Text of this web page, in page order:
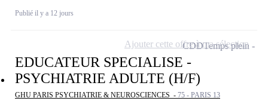
Publié il y a 12 jours
EDUCATEUR SPECIALISE -
PSYCHIATRIE ADULTE (H/F)
GHU PARIS PSYCHIATRIE & NEUROSCIENCES - 75 - PARIS 13
CDDTemps plein
Ajouter cette offre à ma sélection